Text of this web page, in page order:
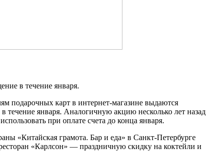
в течение января.
подарочных карт в интернет-магазине выдаются
течение января. Аналогичную акцию несколько лет назад
при оплате счета до конца января.
«Китайская грамота. Бар и еда» в Санкт-Петербурге
«Карлсон» — праздничную скидку на коктейли и